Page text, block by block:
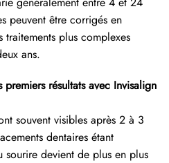
peuvent être corrigés en
plus complexes
ans.
résultats avec Invisalign
souvent visibles après 2 à 3
dentaires étant
sourire devient de plus en plus